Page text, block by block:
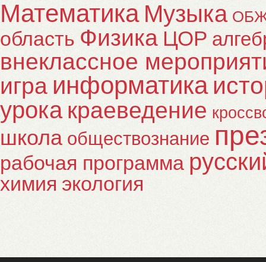
Математика Музыка
область Физика ЦОР
внеклассное
игра информатика
урока краеведение
школа обществознание
рабочая программа
химия экология